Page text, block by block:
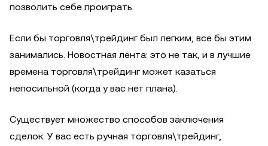
позволить себе проиграть.
Если бы торговля\трейдинг был легким, все бы этим
занимались. Новостная лента: это не так, и в лучшие
времена торговля\трейдинг может казаться
непосильной (когда у вас нет плана).
Существует множество способов заключения
сделок. У вас есть ручная торговля\трейдинг,